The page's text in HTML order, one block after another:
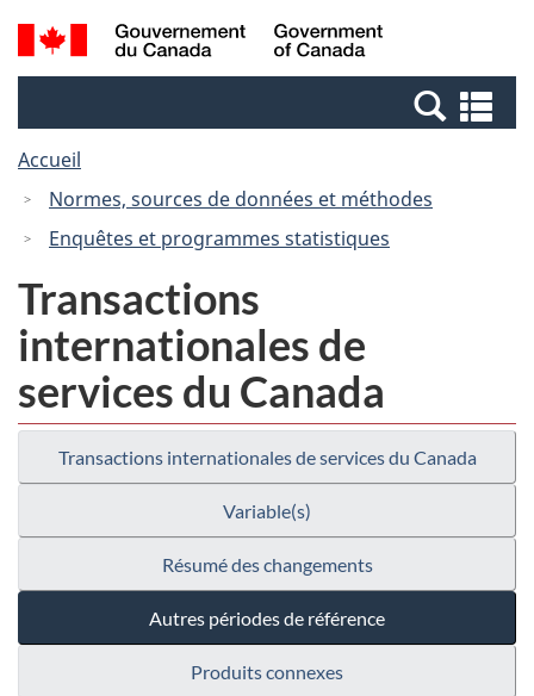
Passer
au
Passer
à
Canada
Recherche
et
et
Accueil
Normes, sources de données et méthodes
Enquêtes et programmes statistiques
Transactions
internationales de
services du Canada
Transactions internationales de services du Canada
Variable(s)
Résumé des changements
Autres périodes de référence
Produits connexes